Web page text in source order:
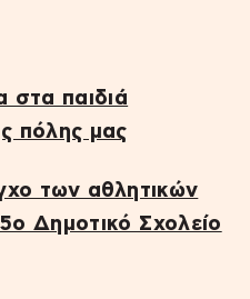
στα παιδιά
πόλης μας
των αθλητικών
Δημοτικό Σχολείο